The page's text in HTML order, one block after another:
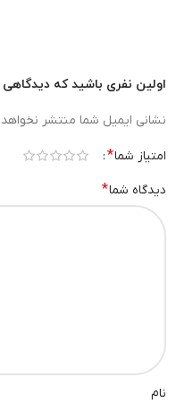
اولین نفری باشید که دیدگاهی را
نشانی ایمیل شما منتشر
امتیاز شما*
دیدگاه شما*
نام